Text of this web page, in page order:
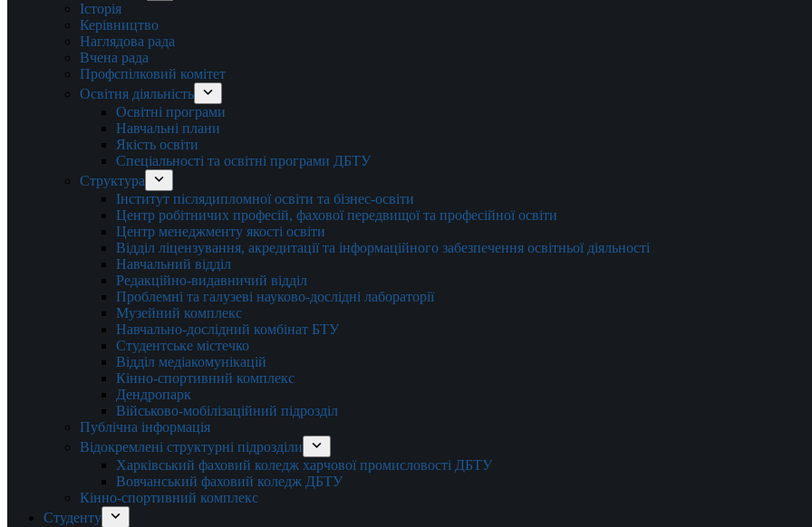
Історія
Керівництво
Наглядова рада
Вчена рада
Профспілковий комітет
Освітня діяльність
Освітні програми
Навчальні плани
Якість освіти
Спеціальності та освітні програми ДБТУ
Структура
Інститут післядипломної освіти та бізнес-освіти
Центр робітничих професій, фахової передвищої та професійної освіти
Центр менеджменту якості освіти
Відділ ліцензування, акредитації та інформаційного забезпечення освітньої діяльності
Навчальний відділ
Редакційно-видавничий відділ
Проблемні та галузеві науково-дослідні лабораторії
Музейний комплекс
Навчально-дослідний комбінат БТУ
Студентське містечко
Відділ медіакомунікацій
Кінно-спортивний комплекс
Дендропарк
Військово-мобілізаційний підрозділ
Публічна інформація
Відокремлені структурні підрозділи
Харківський фаховий коледж харчової промисловості ДБТУ
Вовчанський фаховий коледж ДБТУ
Кінно-спортивний комплекс
Студенту